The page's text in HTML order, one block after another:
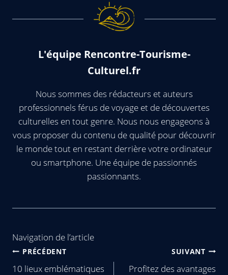
L'équipe Rencontre-Tourisme-
Culturel.fr
Nous sommes des rédacteurs et auteurs
professionnels férus de voyage et de découvertes
culturelles en tout genre. Nous nous engageons à
vous proposer du contenu de qualité pour découvrir
le monde tout en restant derrière votre ordinateur
ou smartphone. Une équipe de passionnés
passionnants.
Navigation de l’article
PRÉCÉDENT
10 lieux emblématiques
SUIVANT
Profitez des avantages